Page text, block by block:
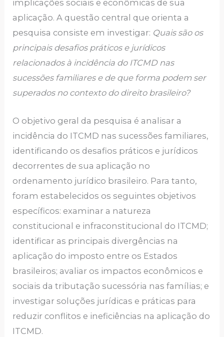
implicações sociais e econômicas de sua
aplicação. A questão central que orienta a
pesquisa consiste em investigar: Quais são os
principais desafios práticos e jurídicos
relacionados à incidência do ITCMD nas
sucessões familiares e de que forma podem ser
superados no contexto do direito brasileiro?
O objetivo geral da pesquisa é analisar a
incidência do ITCMD nas sucessões familiares,
identificando os desafios práticos e jurídicos
decorrentes de sua aplicação no
ordenamento jurídico brasileiro. Para tanto,
foram estabelecidos os seguintes objetivos
específicos: examinar a natureza
constitucional e infraconstitucional do ITCMD;
identificar as principais divergências na
aplicação do imposto entre os Estados
brasileiros; avaliar os impactos econômicos e
sociais da tributação sucessória nas famílias; e
investigar soluções jurídicas e práticas para
reduzir conflitos e ineficiências na aplicação do
ITCMD.